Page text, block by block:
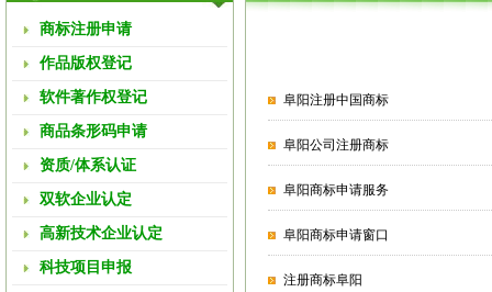
商标注册申请
作品版权登记
软件著作权登记
商品条形码申请
资质/体系认证
双软企业认定
高新技术企业认定
科技项目申报
阜阳注册中国商标
阜阳公司注册商标
阜阳商标申请服务
阜阳商标申请窗口
注册商标阜阳